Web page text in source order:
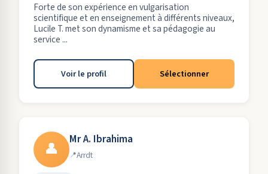
Forte de son expérience en vulgarisation
scientifique et en enseignement à différents niveaux,
Lucile T. met son dynamisme et sa pédagogie au
service ...
Voir le profil Sélectionner
👤 Mr A. Ibrahima
Arrdt